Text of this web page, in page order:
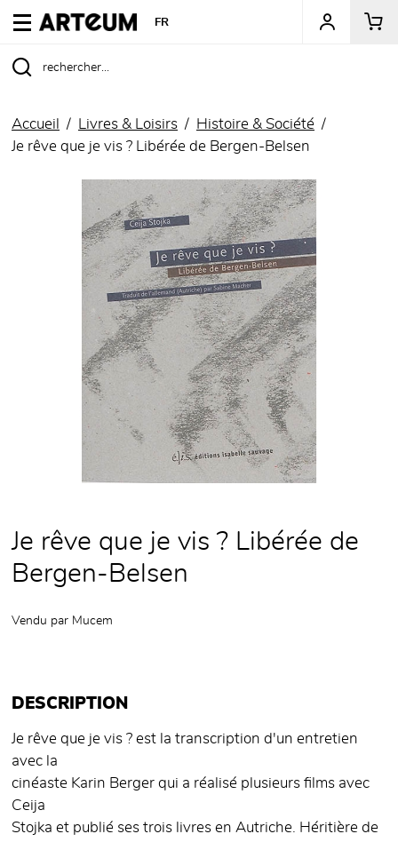
ARTEUM, la référence des boutiques de musées
FR
Accueil Livres & Loisirs
Histoire & Société
Je rêve que je vis ? Libérée de Bergen-Belsen
Je rêve que je vis ? Libérée de
Bergen-Belsen
Vendu par Mucem
DESCRIPTION
Je rêve que je vis ? est la transcription d'un entretien
avec la
cinéaste Karin Berger qui a réalisé plusieurs films avec
Ceija
Stojka et publié ses trois livres en Autriche. Héritière de